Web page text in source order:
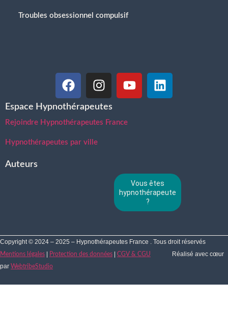
Troubles obsessionnel compulsif
Espace Hypnothérapeutes
Rejoindre Hypnothérapeutes France
Hypnothérapeutes par ville
Auteurs
Vous êtes
hypnothérapeute
?
Copyright © 2024 – 2025 – Hypnothérapeutes France . Tous droit réservés
Mentions légales Protection des données CGV & CGU
Réalisé avec cœur
par WebtribeStudio